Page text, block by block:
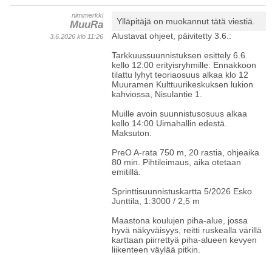
nimimerkki
MuuRa
3.6.2026 klo 11:26
Ylläpitäjä on muokannut tätä viestiä.
Alustavat ohjeet, päivitetty 3.6.:
Tarkkuussuunnistuksen esittely 6.6.
kello 12:00 erityisryhmille: Ennakkoon
tilattu lyhyt teoriaosuus alkaa klo 12
Muuramen Kulttuurikeskuksen lukion
kahviossa, Nisulantie 1.
Muille avoin suunnistusosuus alkaa
kello 14:00 Uimahallin edestä.
Maksuton.
PreO A-rata 750 m, 20 rastia, ohjeaika
80 min. Pihtileimaus, aika otetaan
emitillä.
Sprinttisuunnistuskartta 5/2026 Esko
Junttila, 1:3000 / 2,5 m
Maastona koulujen piha-alue, jossa
hyvä näkyväisyys, reitti ruskealla värillä
karttaan piirrettyä piha-alueen kevyen
liikenteen väylää pitkin.